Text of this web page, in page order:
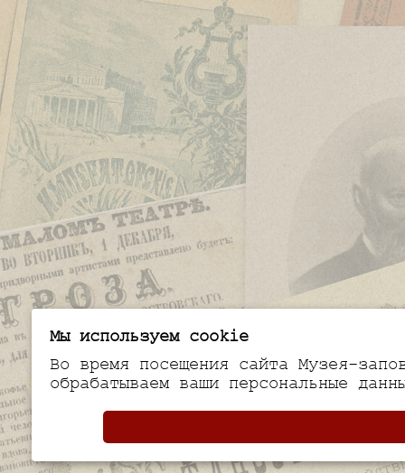
Мы используем cookie
Во время посещения сайта Музея-
обрабатываем ваши персональные